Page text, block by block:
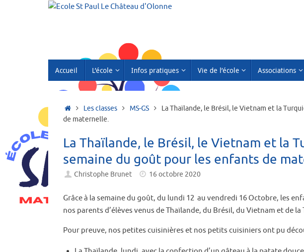
Accueil L’école Infos pratiques Vie de l’école Associations
AccueilLes classes MS-GS
La Thaïlande, le Brésil, le Vietnam et la
de maternelle.
La Thaïlande, le Brésil, le Vietnam et la
semaine du goût pour les enfants de
Christophe Brunet 16 octobre 2020
Grâce à la semaine du goût, du lundi 12 au vendredi 16 Octobre, les
nos parents d’élèves venus de Thaïlande, du Brésil, du Vietnam et de la
Pour preuve, nos petites cuisinières et nos petits cuisiniers ont pu